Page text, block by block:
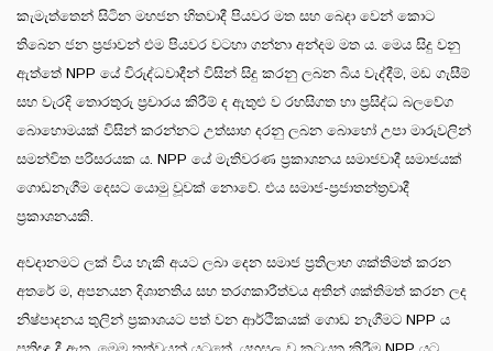
කැමැත්තෙන් සිටින මහජන හිතවාදී පියවර මත සහ බෙදා වෙන් කොට
තිබෙන ජන ප‍්‍රජාවන් එම පියවර වටහා ගන්නා අන්දම මත ය. මෙය සිදු වනු
ඇත්තේ NPP යේ විරුද්ධවාදීන් විසින් සිදු කරනු ලබන බිය වැද්දීම්, මඩ ගැසීම්
සහ වැරදි තොරතුරු ප්‍රචාරය කිරීම් ද ඇතුළු ව රහසිගත හා ප්‍රසිද්ධ බලවේග
බොහොමයක් විසින් කරන්නට උත්සාහ දරනු ලබන බොහෝ උපා මාරුවලින්
සමන්විත පරිසරයක ය. NPP යේ මැතිවරණ ප්‍රකාශනය සමාජවාදී සමාජයක්
ගොඩනැගීම දෙසට යොමු වූවක් නොවේ. එය සමාජ-ප්‍රජාතන්ත්‍රවාදී
ප්‍රකාශනයකි.
අවදානමට ලක් විය හැකි අයට ලබා දෙන සමාජ ප්‍රතිලාභ ශක්තිමත් කරන
අතරේ ම, අපනයන දිශානතිය සහ තරගකාරීත්වය අතින් ශක්තිමත් කරන ලද
නිෂ්පාදනය තුලින් ප්‍රකාශයට පත් වන ආර්ථිකයක් ගොඩ නැගීමට NPP ය